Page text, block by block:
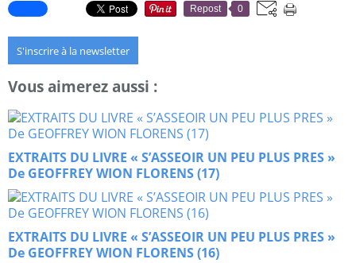
Repost 0
S'inscrire à la newsletter
Vous aimerez aussi :
EXTRAITS DU LIVRE « S’ASSEOIR UN PEU PLUS PRES »
De GEOFFREY WION FLORENS (17)
EXTRAITS DU LIVRE « S’ASSEOIR UN PEU PLUS PRES »
De GEOFFREY WION FLORENS (16)